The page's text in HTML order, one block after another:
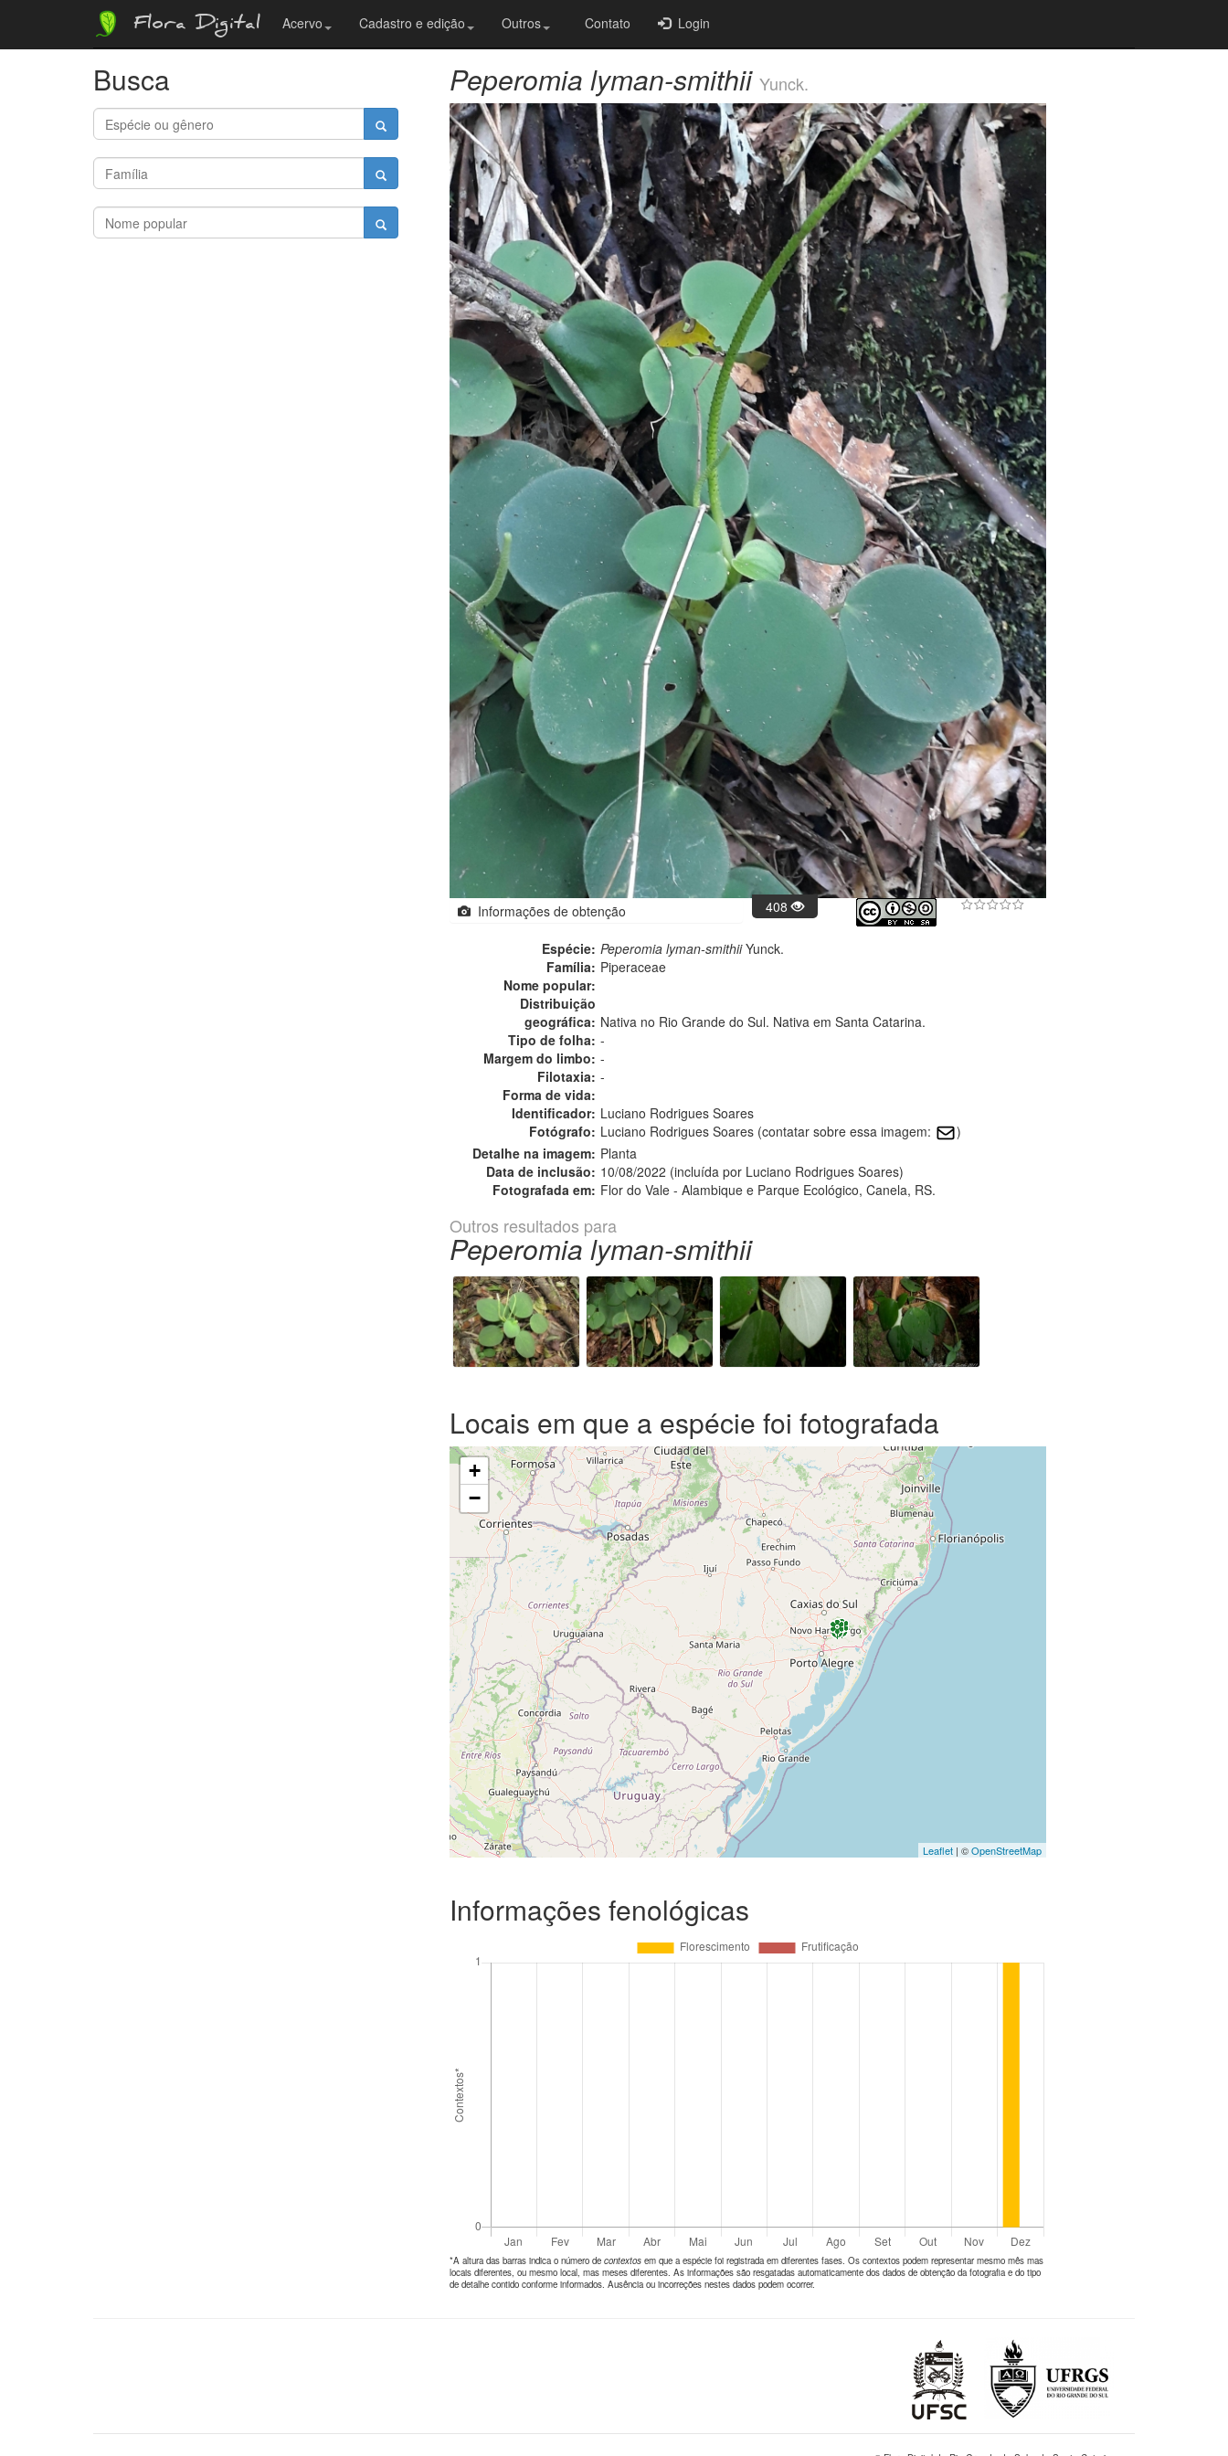
Flora Digital Acervo Cadastro e edição Outros Contato Login
Busca Peperomia lyman-smithii Yunck.
Informações de obtenção 408
Espécie: Peperomia lyman-smithiiYunck.
Família: Piperaceae
Nome popular:
Distribuição
geográfica: Nativa no Rio Grande do Sul. Nativa em Santa Catarina.
Tipo de folha: -
Margem do limbo: -
Filotaxia: -
Forma de vida:
Identificador: Luciano Rodrigues Soares
Fotógrafo: Luciano Rodrigues Soares (contatar sobre essa imagem:
)
Detalhe na imagem: Planta
Data de inclusão: 10/08/2022 (incluída por Luciano Rodrigues Soares)
Fotografada em: Flor do Vale - Alambique e Parque Ecológico, Canela, RS.
Outros resultados para
Peperomia lyman-smithii
Locais em que a espécie foi fotografada
+
−
Leaflet| ©OpenStreetMap
Informações fenológicas
*A altura das barras indica o número de contextos em que a espécie foi registrada em diferentes fases. Os contextos podem representar mesmo mês mas
locais diferentes, ou mesmo local, mas meses diferentes. As informações são resgatadas automaticamente dos dados de obtenção da fotografia e do tipo
de detalhe contido conforme informados. Ausência ou incorreções nestes dados podem ocorrer.